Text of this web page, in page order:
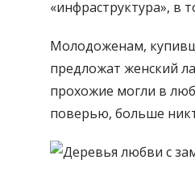
«инфраструктура», в
Молодоженам,
предложат женский
прохожие могли в
поверью, больше